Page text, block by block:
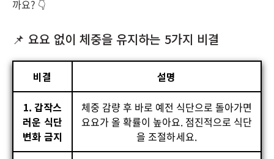
까요? 👇
📌 요요 없이 체중을 유지하는 5가지 비결
비결 설명
1. 갑작스
러운 식단
변화 금지
체중 감량 후 바로 예전 식단으로 돌아가면
요요가 올 확률이 높아요. 점진적으로 식단
을 조절하세요.